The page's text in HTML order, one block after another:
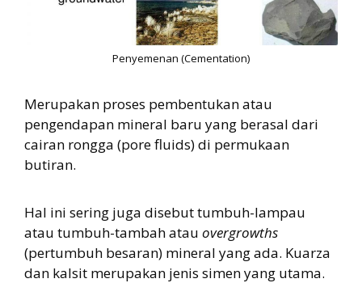
Penyemenan (Cementation)
Merupakan proses pembentukan atau
pengendapan mineral baru yang berasal dari
cairan rongga (pore fluids) di permukaan
butiran.
Hal ini sering juga disebut tumbuh-lampau
atau tumbuh-tambah atau overgrowths
(pertumbuh besaran) mineral yang ada. Kuarza
dan kalsit merupakan jenis simen yang utama.